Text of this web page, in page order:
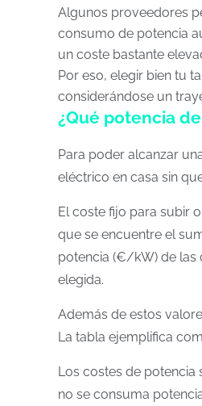
Algunos proveedores
consumo de potencia
un coste bastante
Por eso, elegir bien tu
considerándose un
¿Qué potencia
Para poder alcanzar
eléctrico en casa sin
El coste fijo para subir
que se encuentre el
potencia (€/kW) de las
elegida.
Además de estos
La tabla ejemplifica
Los costes de potencia
no se consuma